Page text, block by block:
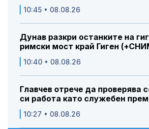
10:45 • 08.08.26
Дунав разкри останките на
римски мост край Гиген
10:40 • 08.08.26
Главчев отрече да проверява
си работа като служебен
10:27 • 08.08.26